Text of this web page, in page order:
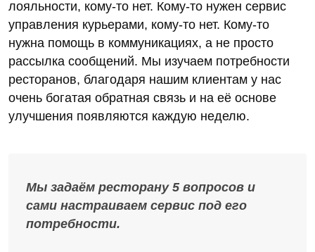
лояльности, кому-то нет. Кому-то нужен сервис
управления курьерами, кому-то нет. Кому-то
нужна помощь в коммуникациях, а не просто
рассылка сообщений. Мы изучаем потребности
ресторанов, благодаря нашим клиентам у нас
очень богатая обратная связь и на её основе
улучшения появляются каждую неделю.
Мы задаём ресторану 5 вопросов и
сами настраиваем сервис под его
потребности.